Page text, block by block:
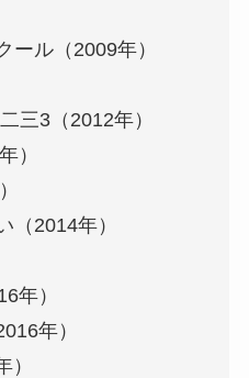
ール（2009年）
三3（2012年）
）
（2014年）
年）
年）